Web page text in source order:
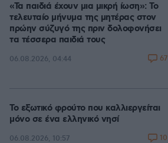
«Τα παιδιά έχουν μια μικρή ίωση»: Το
τελευταίο μήνυμα της μητέρας στον
πρώην σύζυγό της πριν δολοφονήσει
τα τέσσερα παιδιά τους
06.08.2026, 04:44 67
Το εξωτικό φρούτο που καλλιεργείται
μόνο σε ένα ελληνικό νησί
06.08.2026, 10:57 10